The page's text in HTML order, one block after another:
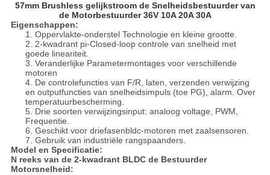
57mm Brushless gelijkstroom de Snelheidsbestuurder van
de Motorbestuurder 36V 10A 20A 30A
Eigenschappen:
1. Oppervlakte-onderstel Technologie en kleine grootte.
2. 2-kwadrant pi-Closed-loop controle van snelheid met
goede lineariteit.
3. Veranderlijke Parametermontages voor verschillende
motoren
4. De controlefuncties van F/R, laten, verzenden verwijzing
en outputfuncties van snelheidsimpuls (toe PG), alarm. Over
temperatuurbescherming.
5. Drie soorten verwijzingsinput: analoog voltage, PWM,
Frequentie.
6. Geschikt voor driefasenbldc-motoren met zaalsensoren.
7. Gebruik van industriële rangspaanders.
Model en Specificatie:
N reeks van de 2-kwadrant BLDC de Bestuurder
Motorsnelheid: